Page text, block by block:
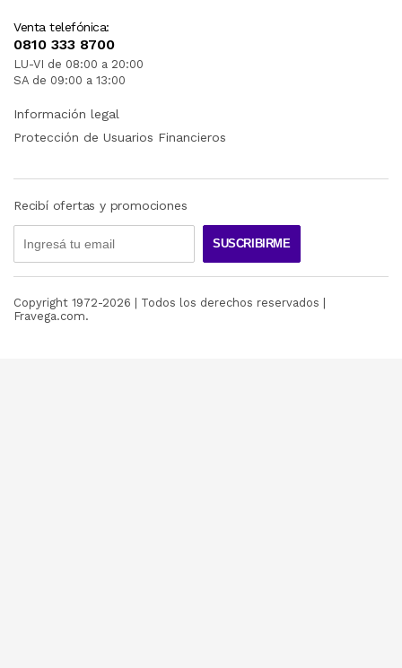
Venta telefónica:
0810 333 8700
LU-VI de 08:00 a 20:00
SA de 09:00 a 13:00
Información legal
Protección de Usuarios Financieros
Recibí ofertas y promociones
SUSCRIBIRME
Copyright 1972-2026 | Todos los derechos reservados |
Fravega.com.